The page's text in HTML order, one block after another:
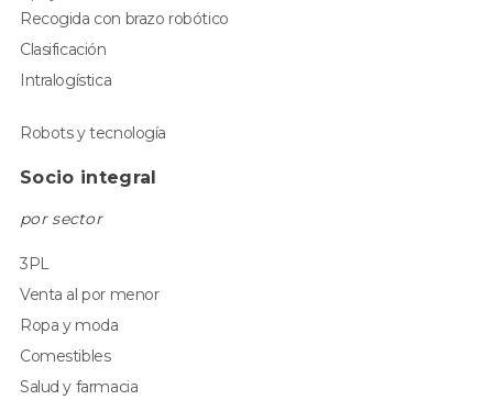
Recogida con brazo robótico
Clasificación
Intralogística
Robots y tecnología
Socio integral
por sector
3PL
Venta al por menor
Ropa y moda
Comestibles
Salud y farmacia